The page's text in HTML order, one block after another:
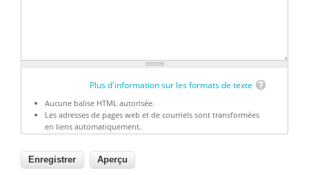
Plus d'information sur les formats de texte
Aucune balise HTML autorisée.
Les adresses de pages web et de courriels sont transformées
en liens automatiquement.